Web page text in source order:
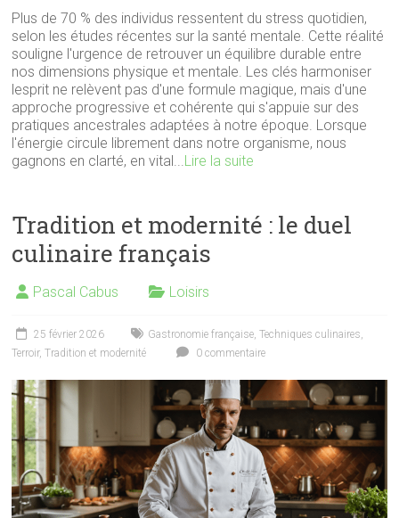
Plus de 70 % des individus ressentent du stress quotidien,
selon les études récentes sur la santé mentale. Cette réalité
souligne l'urgence de retrouver un équilibre durable entre
nos dimensions physique et mentale. Les clés harmoniser
lesprit ne relèvent pas d'une formule magique, mais d'une
approche progressive et cohérente qui s'appuie sur des
pratiques ancestrales adaptées à notre époque. Lorsque
l'énergie circule librement dans notre organisme, nous
gagnons en clarté, en vital...Lire la suite
Tradition et modernité : le duel
culinaire français
Pascal Cabus Loisirs
25 février 2026 Gastronomie française,Techniques culinaires,
Terroir,Tradition et modernité 0 commentaire